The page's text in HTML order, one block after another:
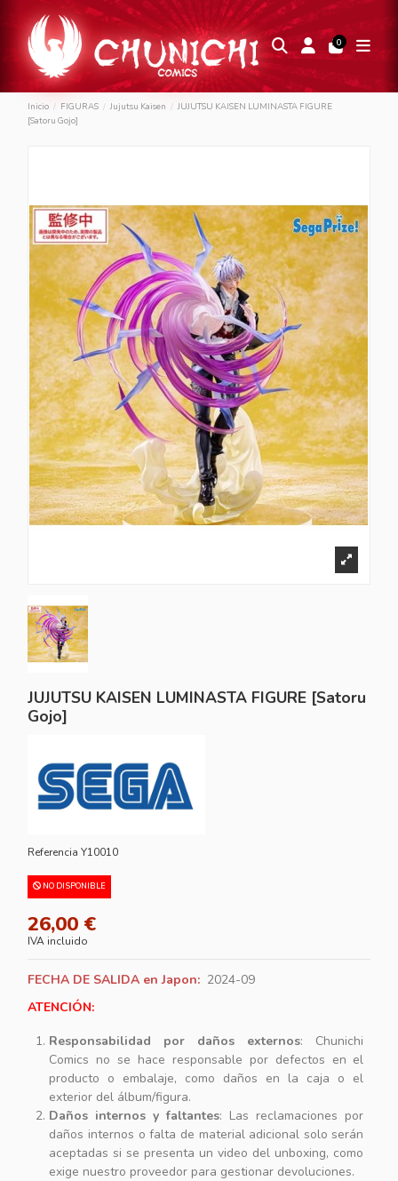
0
Inicio FIGURAS Jujutsu Kaisen
JUJUTSU KAISEN LUMINASTA FIGURE
[Satoru Gojo]
JUJUTSU KAISEN LUMINASTA FIGURE [Satoru
Gojo]
Referencia Y10010
NO DISPONIBLE
26,00 €
IVA incluido
FECHA DE SALIDA en Japon: 2024-09
ATENCIÓN:
Responsabilidad por daños externos: Chunichi
Comics no se hace responsable por defectos en el
producto o embalaje, como daños en la caja o el
exterior del álbum/figura.
Daños internos y faltantes: Las reclamaciones por
daños internos o falta de material adicional solo serán
aceptadas si se presenta un video del unboxing, como
exige nuestro proveedor para gestionar devoluciones.